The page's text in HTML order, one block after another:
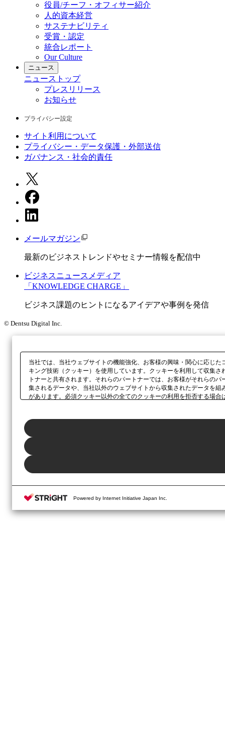
役員/チーフ・オフィサー紹介
人的資本経営
サステナビリティ
受賞・認定
統合レポート
Our Culture
ニュース
ニュース トップ
プレスリリース
お知らせ
プライバシー設定
サイト利用について
プライバシー・データ保護・外部送信
ガバナンス・社会的責任
メールマガジン
最新のビジネストレンドやセミナー情報を配信中
ビジネスニュースメディア
「KNOWLEDGE CHARGE」
ビジネス課題のヒントになるアイデアや事例を発信
© Dentsu Digital Inc.
当社では、当社ウェブサイトの機能強化、お客様の興味・関心に応じ
キング技術（クッキー）を使用しています。クッキーを利用して収集
トナーと共有されます。それらのパートナーでは、お客様がそれらの
集されるデータや、当社以外のウェブサイトから収集されたデータを
があります。必須クッキー以外の全てのクッキーの利用を拒否する場
Powered by Internet Initiative Japan Inc.